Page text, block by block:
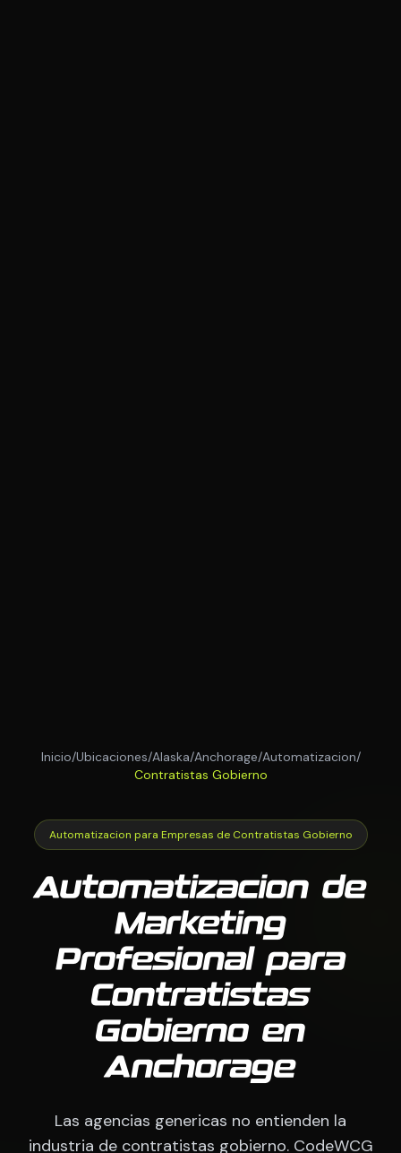
Inicio/Ubicaciones/Alaska/Anchorage/Automatizacion/
Contratistas Gobierno
Automatizacion para Empresas de Contratistas Gobierno
Automatizacion de
Marketing
Profesional para
Contratistas
Gobierno en
Anchorage
Las agencias genericas no entienden la
industria de contratistas gobierno. CodeWCG